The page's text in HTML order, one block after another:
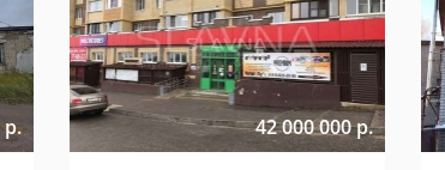
р. 42 000 000 р.